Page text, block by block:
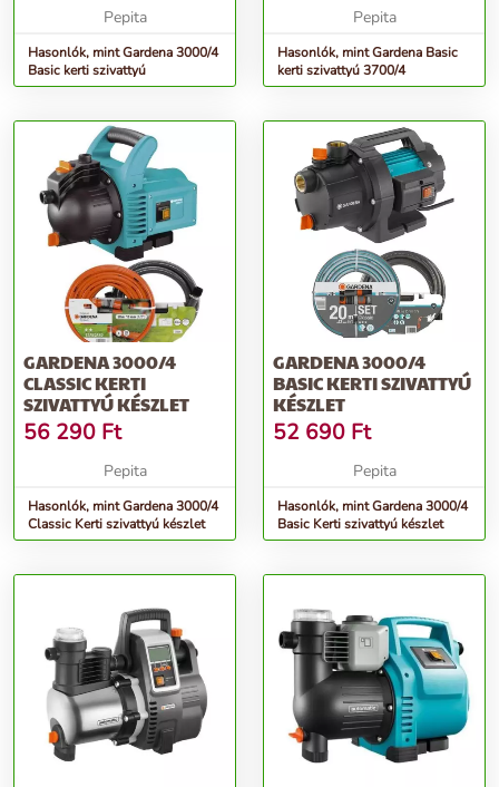
Pepita
Hasonlók, mint Gardena 3000/4
Basic kerti szivattyú
Pepita
Hasonlók, mint Gardena Basic
kerti szivattyú 3700/4
GARDENA 3000/4
CLASSIC KERTI
SZIVATTYÚ KÉSZLET
56 290 Ft
Pepita
Hasonlók, mint Gardena 3000/4
Classic Kerti szivattyú készlet
GARDENA 3000/4
BASIC KERTI SZIVATTYÚ
KÉSZLET
52 690 Ft
Pepita
Hasonlók, mint Gardena 3000/4
Basic Kerti szivattyú készlet